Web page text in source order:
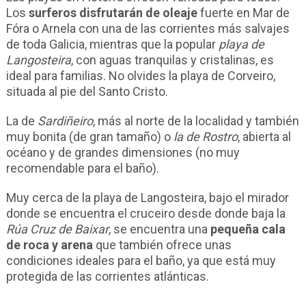
Los surferos disfrutarán de oleajefuerte en Mar de
Fóra o Arnela con una de las corrientes más salvajes
de toda Galicia, mientras que la popular playa de
Langosteira, con aguas tranquilas y cristalinas, es
ideal para familias. No olvides la playa de Corveiro,
situada al pie del Santo Cristo.
La de Sardiñeiro, más al norte de la localidad y también
muy bonita (de gran tamaño) o la de Rostro, abierta al
océano y de grandes dimensiones (no muy
recomendable para el baño).
Muy cerca de la playa de Langosteira, bajo el mirador
donde se encuentra el cruceiro desde donde baja la
Rúa Cruz de Baixar, se encuentra una pequeña cala
de roca y arena que también ofrece unas
condiciones ideales para el baño, ya que está muy
protegida de las corrientes atlánticas.